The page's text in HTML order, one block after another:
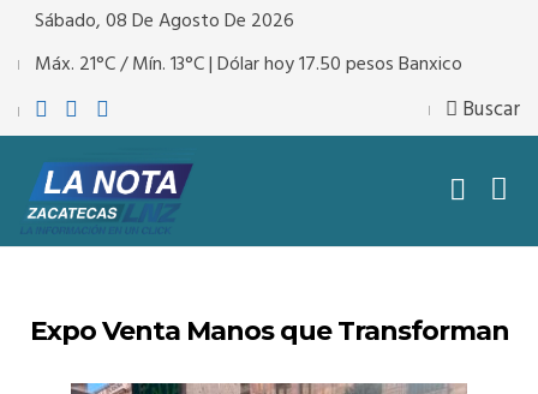
Sábado, 08 De Agosto De 2026
Máx. 21°C / Mín. 13°C | Dólar hoy 17.50 pesos Banxico
Buscar
Expo Venta Manos que Transforman